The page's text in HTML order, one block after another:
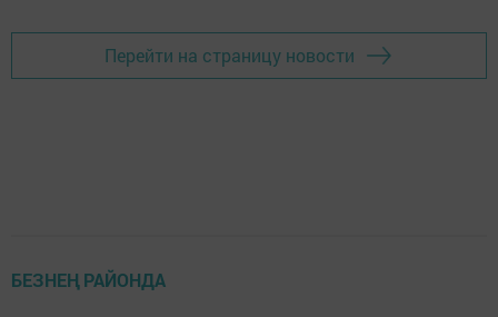
Перейти на страницу новости
БЕЗНЕҢ РАЙОНДА